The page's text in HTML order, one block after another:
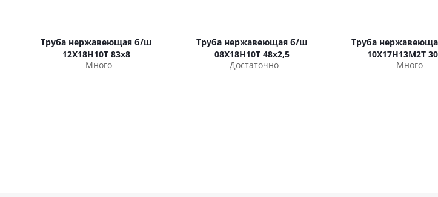
Труба нержавеющая б/ш
12Х18Н10Т 83х8
Много
Труба нержавеющая б/ш
08Х18Н10Т 48х2,5
Достаточно
Труба
10Х17Н13М2Т
Много